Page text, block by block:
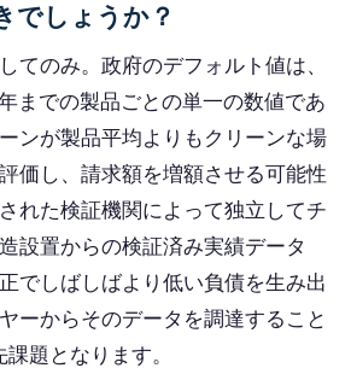
でしょうか？
てのみ。政府のデフォルト値は、
までの製品ごとの単一の数値であ
ンが製品平均よりもクリーンな場
価し、請求額を増額させる可能性
れた検証機関によって独立してチ
設置からの検証済み実績データ
でしばしばより低い負債を生み出
ーからそのデータを調達すること
題となります。